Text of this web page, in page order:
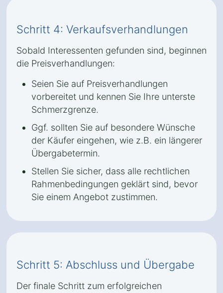
Schritt 4: Verkaufsverhandlungen
Sobald Interessenten gefunden sind, beginnen
die Preisverhandlungen:
Seien Sie auf Preisverhandlungen
vorbereitet und kennen Sie Ihre unterste
Schmerzgrenze.
Ggf. sollten Sie auf besondere Wünsche
der Käufer eingehen, wie z.B. ein längerer
Übergabetermin.
Stellen Sie sicher, dass alle rechtlichen
Rahmenbedingungen geklärt sind, bevor
Sie einem Angebot zustimmen.
Schritt 5: Abschluss und Übergabe
Der finale Schritt zum erfolgreichen